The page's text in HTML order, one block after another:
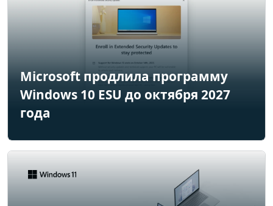
Microsoft продлила программу
Windows 10 ESU до октября 2027
года